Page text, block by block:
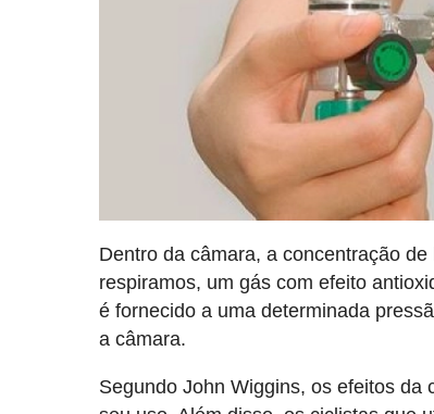
Dentro da câmara, a concentração
respiramos, um gás com efeito
é fornecido a uma determinada
a câmara.
Segundo John Wiggins, os efeitos